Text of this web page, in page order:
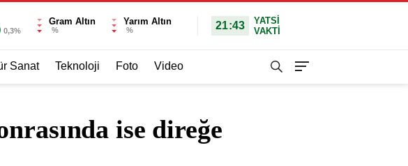
0,3%
Gram Altın
%
Yarım Altın
% 21:43
YATSI
VAKTİ
Sanat Teknoloji Foto Video
ise direğe